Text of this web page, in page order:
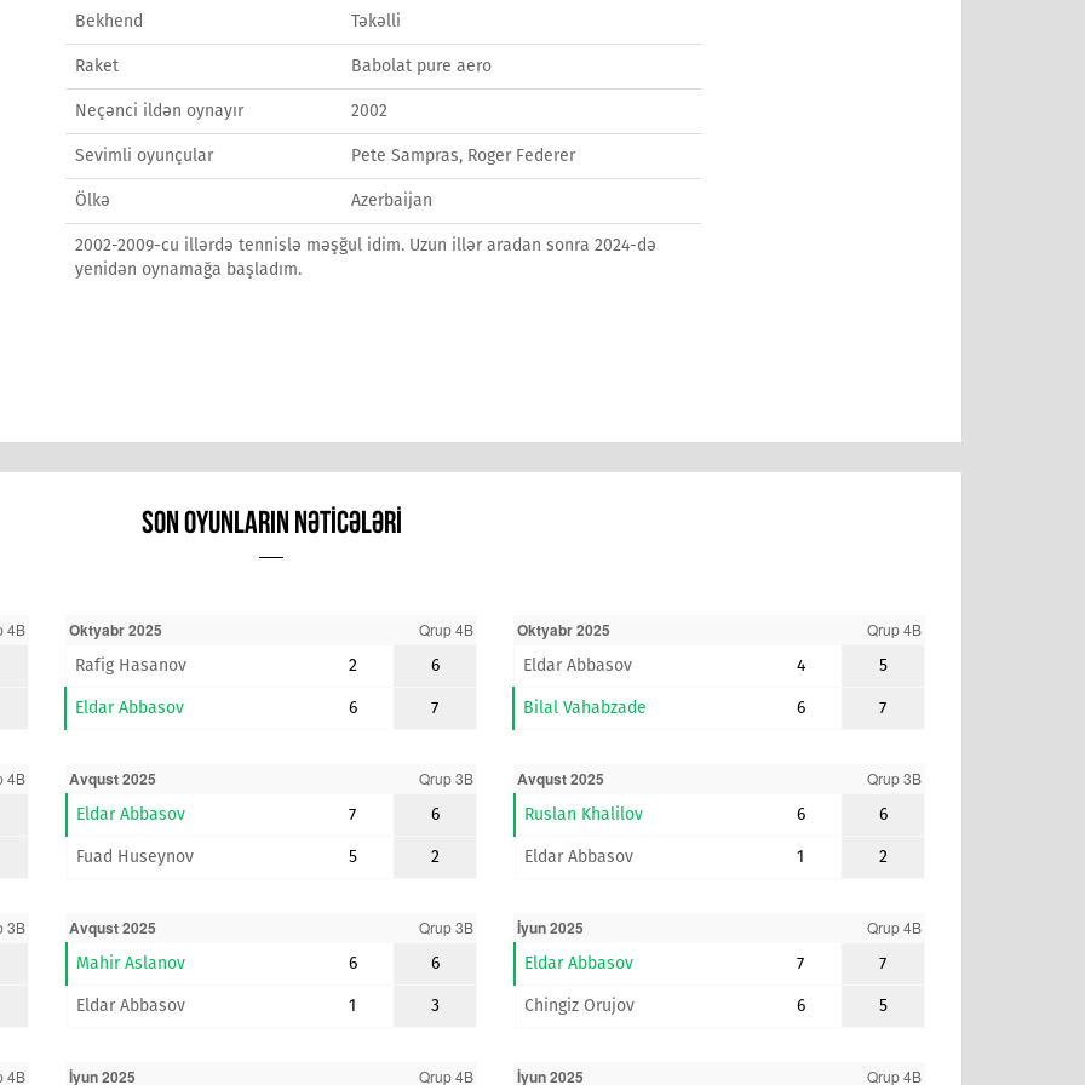
Bekhend Təkəlli
Raket Babolat pure aero
Neçənci ildən oynayır 2002
Sevimli oyunçular Pete Sampras, Roger Federer
Ölkə Azerbaijan
2002-2009-cu illərdə tennislə məşğul idim. Uzun illər aradan sonra 2024-də
yenidən oynamağa başladım.
SON OYUNLARIN NƏTICƏLƏRI
4B Oktyabr 2025
Qrup 4B
Rafig Hasanov
2 6
Eldar Abbasov 6 7
Oktyabr 2025
Qrup 4B
Eldar Abbasov
4 5
Bilal Vahabzade 6 7
4B Avqust 2025
Qrup 3B
Eldar Abbasov
7 6
Fuad Huseynov 5 2
Avqust 2025
Qrup 3B
Ruslan Khalilov
6 6
Eldar Abbasov 1 2
3B Avqust 2025
Qrup 3B
Mahir Aslanov
6 6
Eldar Abbasov 1 3
İyun 2025
Qrup 4B
Eldar Abbasov
7 7
Chingiz Orujov 6 5
4B İyun 2025 Qrup 4B İyun 2025 Qrup 4B